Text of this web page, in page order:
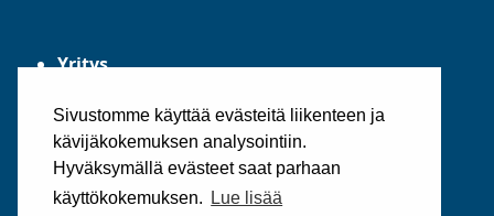
Sivustomme käyttää evästeitä liikenteen ja
kävijäkokemuksen analysointiin.
Hyväksymällä evästeet saat parhaan
käyttökokemuksen.
Lue lisää
Yritys
Tuotteet
Ota yhteyttä
Tietosuojaseloste
Yleiset toimitusehdot